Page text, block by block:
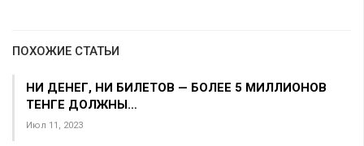
ПОХОЖИЕ СТАТЬИ
НИ ДЕНЕГ, НИ БИЛЕТОВ — БОЛЕЕ 5 МИЛЛИОНОВ
ТЕНГЕ ДОЛЖНЫ…
Июл 11, 2023